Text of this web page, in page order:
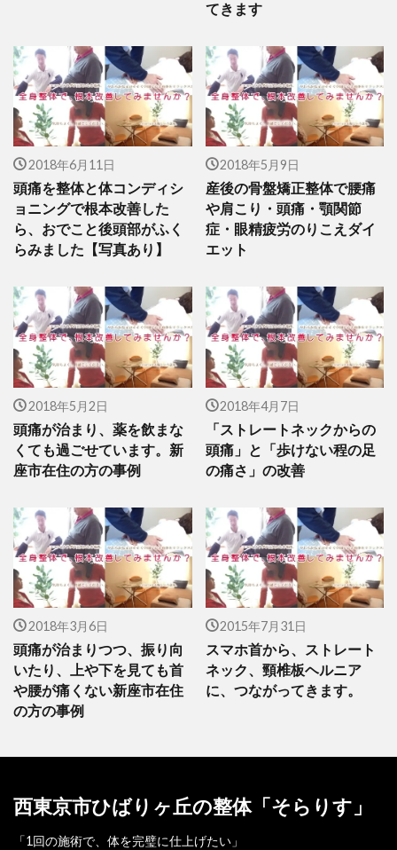
てきます
2018年6月11日
頭痛を整体と体コンディシ
ョニングで根本改善した
ら、おでこと後頭部がふく
らみました【写真あり】
2018年5月9日
産後の骨盤矯正整体で腰痛
や肩こり・頭痛・顎関節
症・眼精疲労のりこえダイ
エット
2018年5月2日
頭痛が治まり、薬を飲まな
くても過ごせています。新
座市在住の方の事例
2018年4月7日
「ストレートネックからの
頭痛」と「歩けない程の足
の痛さ」の改善
2018年3月6日
頭痛が治まりつつ、振り向
いたり、上や下を見ても首
や腰が痛くない新座市在住
の方の事例
2015年7月31日
スマホ首から、ストレート
ネック、頸椎板ヘルニア
に、つながってきます。
西東京市ひばりヶ丘の整体「そらりす」
「1回の施術で、体を完璧に仕上げたい」